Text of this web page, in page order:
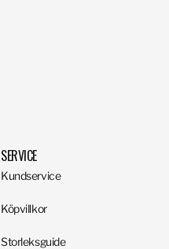
SERVICE
Kundservice
Köpvillkor
Storleksguide